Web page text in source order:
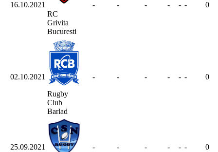
16.10.2021
RC
Grivita
Bucuresti
- - - - - - 0
02.10.2021
Rugby
Club
Barlad
- - - - - - 0
25.09.2021
- - - - - - 0